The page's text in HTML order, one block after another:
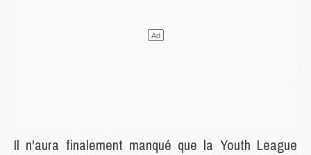
Il n'aura finalement manqué que la Youth League